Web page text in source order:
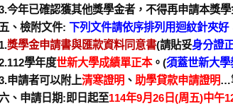
今年已確認獲其他獎學金者，不得再申請本獎
五、檢附文件: 下列文件請依序排列用迴紋針夾好
1.獎學金申請書與匯款資料同意書(請貼妥身分證
學年度世新大學成績單正本。(須蓋世新大
申請者可以附上清寒證明 、 助學貸款申請證明…
、申請日期:即日起至114年9月26日(周五)中午